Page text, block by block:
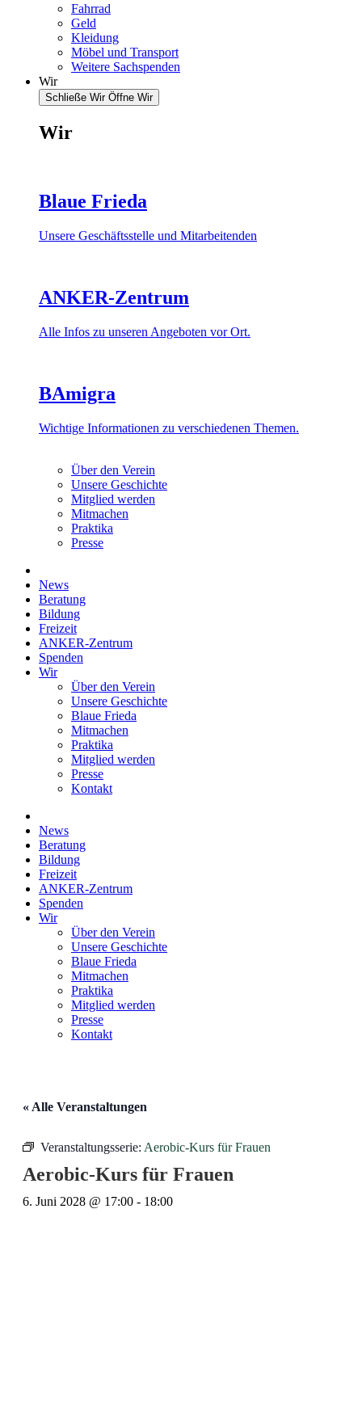
Fahrrad
Geld
Kleidung
Möbel und Transport
Weitere Sachspenden
Wir
Schließe Wir Öffne Wir
Wir
Blaue Frieda
Unsere Geschäftsstelle und Mitarbeitenden
ANKER-Zentrum
Alle Infos zu unseren Angeboten vor Ort.
BAmigra
Wichtige Informationen zu verschiedenen Themen.
Über den Verein
Unsere Geschichte
Mitglied werden
Mitmachen
Praktika
Presse
News
Beratung
Bildung
Freizeit
ANKER-Zentrum
Spenden
Wir
Über den Verein
Unsere Geschichte
Blaue Frieda
Mitmachen
Praktika
Mitglied werden
Presse
Kontakt
News
Beratung
Bildung
Freizeit
ANKER-Zentrum
Spenden
Wir
Über den Verein
Unsere Geschichte
Blaue Frieda
Mitmachen
Praktika
Mitglied werden
Presse
Kontakt
« Alle Veranstaltungen
Veranstaltungsserie: Aerobic-Kurs für Frauen
Aerobic-Kurs für Frauen
6. Juni 2028 @ 17:00 - 18:00